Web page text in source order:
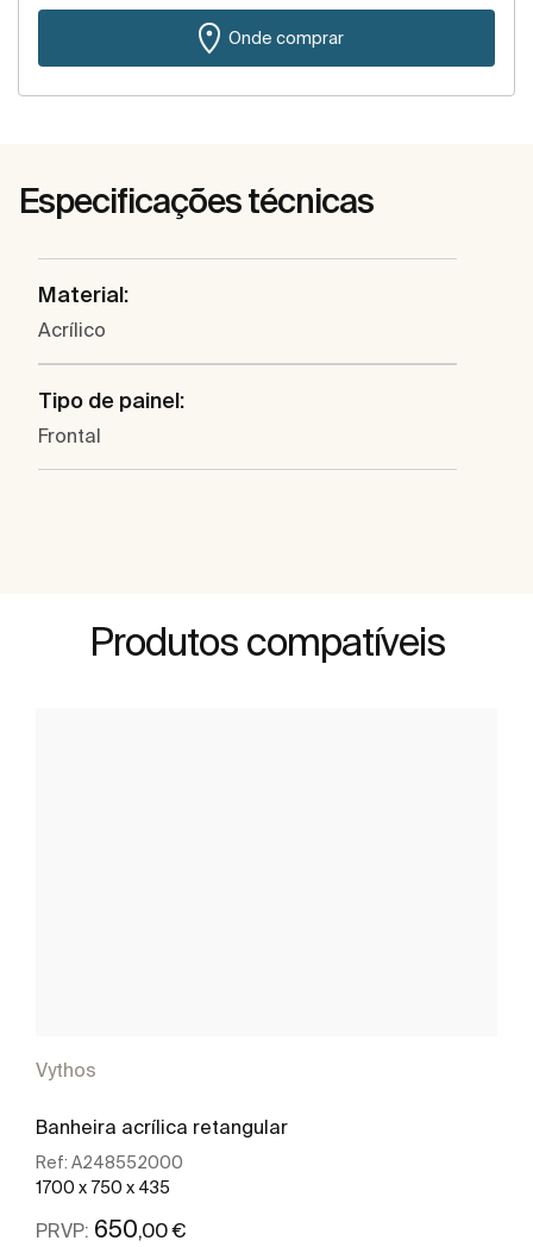
Onde comprar
Especificações técnicas
Material:
Acrílico
Tipo de painel:
Frontal
Produtos compatíveis
Vythos
Banheira acrílica retangular
Ref: A248552000
1700 x 750 x 435
PRVP: 650,00 €